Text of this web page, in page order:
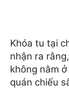
Khóa tu tại
nhận ra
không nằm
quán chiếu